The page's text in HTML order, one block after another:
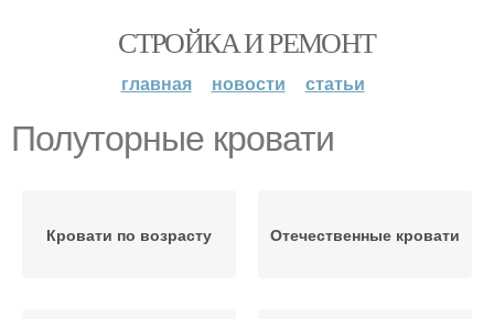
СТРОЙКА И РЕМОНТ
главная новости статьи
Полуторные кровати
Кровати по возрасту Отечественные кровати